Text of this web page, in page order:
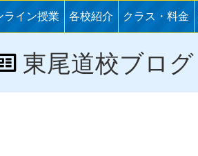
ライン授業 各校紹介 クラス・料金
東尾道校ブログ